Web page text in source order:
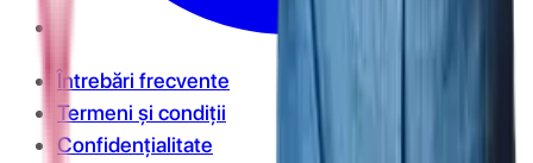
Întrebări frecvente
Termeni și condiții
Confidențialitate